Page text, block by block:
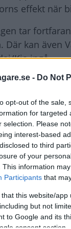
- Do Not
opt-out of the sale,
for targeted
selection. Please
interest-based
to third
of your
This information
Participants that
that this website/
but not
to Google and its
effekt när
tar
kan även
Kia ingå.
kan